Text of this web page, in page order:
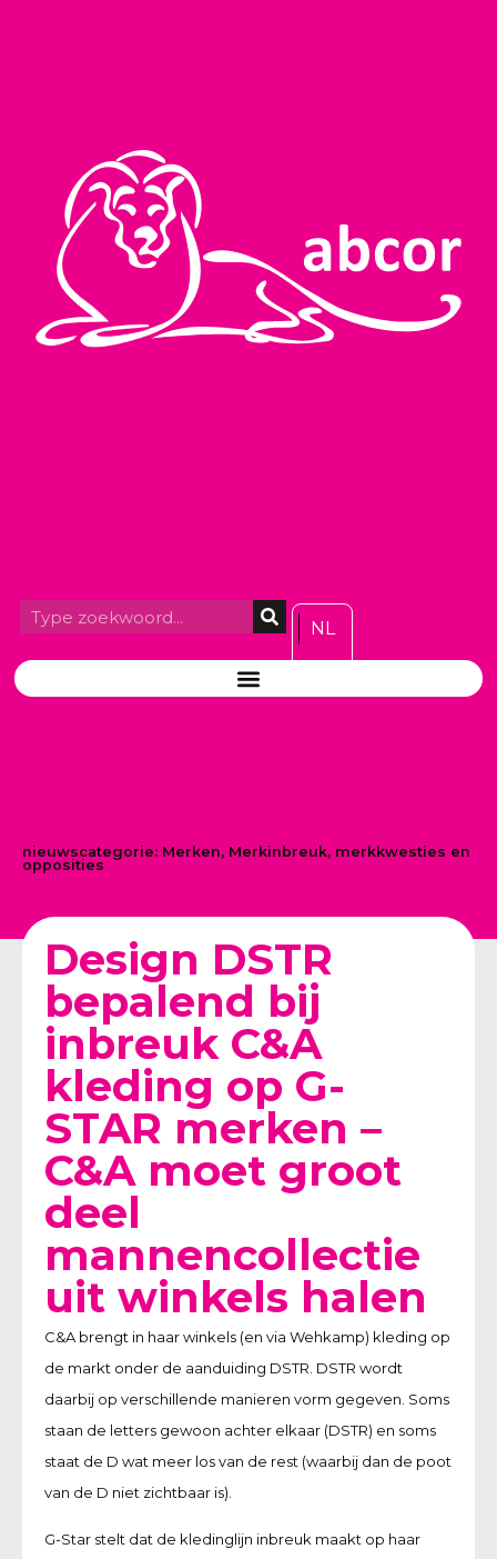
NL
nieuwscategorie: Merken, Merkinbreuk, merkkwesties en
opposities
Design DSTR
bepalend bij
inbreuk C&A
kleding op G-
STAR merken –
C&A moet groot
deel
mannencollectie
uit winkels halen
C&A brengt in haar winkels (en via Wehkamp) kleding op
de markt onder de aanduiding DSTR. DSTR wordt
daarbij op verschillende manieren vorm gegeven. Soms
staan de letters gewoon achter elkaar (DSTR) en soms
staat de D wat meer los van de rest (waarbij dan de poot
van de D niet zichtbaar is).
G-Star stelt dat de kledinglijn inbreuk maakt op haar